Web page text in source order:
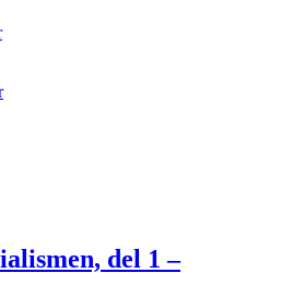
del 1 –